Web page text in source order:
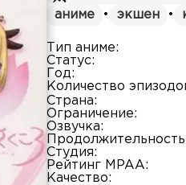
аниме
• экшен •
Тип аниме:
Статус:
Год:
Количество
Страна:
Ограничение:
Озвучка:
Студия:
Рейтинг MPAA:
Качество: